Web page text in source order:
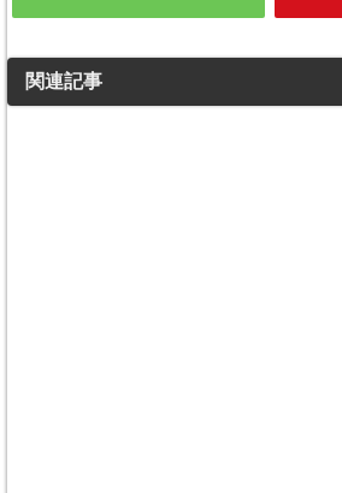
関連記事